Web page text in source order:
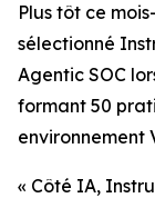
Plus tôt ce
sélectionné
Agentic SOC
formant 50
environnement
« Côté IA,